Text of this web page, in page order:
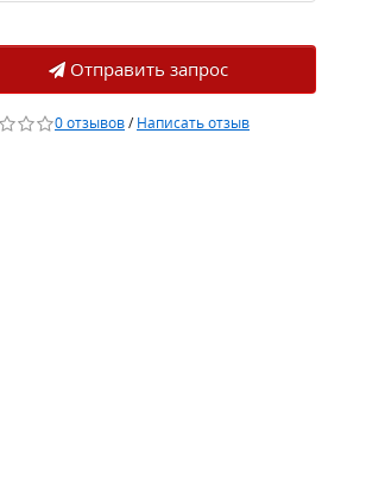
Отправить запрос
0 отзывов/Написать отзыв